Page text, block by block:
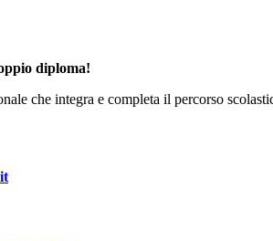
diploma!
che integra e completa il percorso